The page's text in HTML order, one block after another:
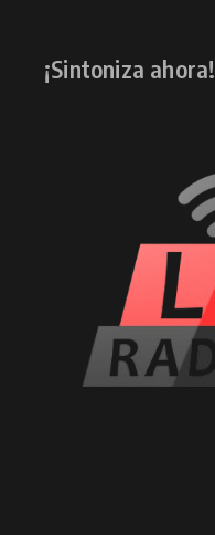
¡Sintoniza ahora!